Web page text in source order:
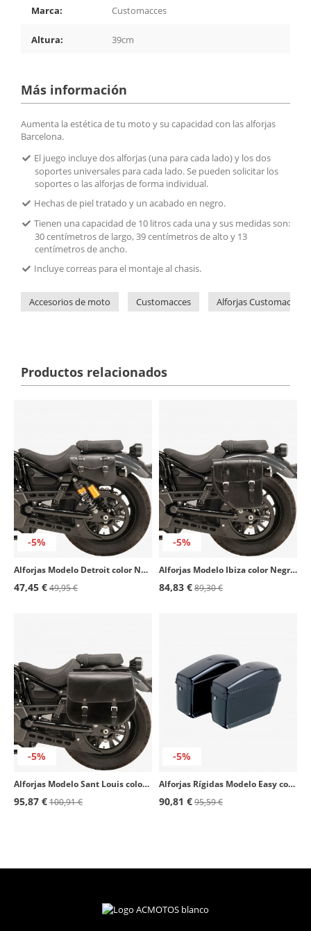
Marca: Customacces
Altura: 39cm
Más información
Aumenta la estética de tu moto y su capacidad con las alforjas
Barcelona.
El juego incluye dos alforjas (una para cada lado) y los dos
soportes universales para cada lado. Se pueden solicitar los
soportes o las alforjas de forma individual.
Hechas de piel tratado y un acabado en negro.
Tienen una capacidad de 10 litros cada una y sus medidas son:
30 centímetros de largo, 39 centímetros de alto y 13
centímetros de ancho.
Incluye correas para el montaje al chasis.
Accesorios de moto Customacces Alforjas Customacces
Productos relacionados
-5%
Alforjas Modelo Detroit color Negro de Customacces
47,45 €49,95 €
-5%
Alforjas Modelo Ibiza color Negro de Customacces
84,83 €89,30 €
-5%
Alforjas Modelo Sant Louis color Negro de Customacces
95,87 €100,91 €
-5%
Alforjas Rígidas Modelo Easy color Negro de Customacces
90,81 €95,59 €